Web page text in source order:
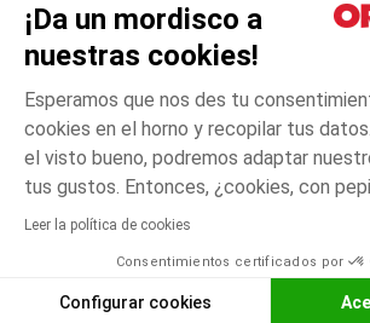
¡Da un mordisco a
nuestras cookies!
Esperamos que nos des tu
cookies en el horno y recopilar tus
el visto bueno, podremos adaptar
tus gustos. Entonces, ¿cookies, con
Leer la política de cookies
Consentimientos certificados por
Configurar cookies
Beige
3
El pago medidante
AÑADIR A LA CESTA
Aviso Legal
*Condiciones de las ofertas
Gestión de las cookies
Accesibilidad: no conforme
Orchestra adhiere al código de ética de la
electrónico y venta a distancia (FEVAD) y al